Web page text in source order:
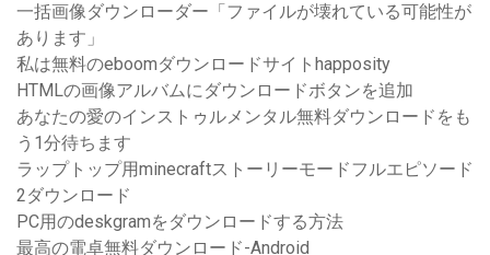
一括画像ダウンローダー「ファイルが壊れている可能性が
あります」
私は無料のeboomダウンロードサイトhapposity
HTMLの画像アルバムにダウンロードボタンを追加
あなたの愛のインストゥルメンタル無料ダウンロードをも
う1分待ちます
ラップトップ用minecraftストーリーモードフルエピソード
2ダウンロード
PC用のdeskgramをダウンロードする方法
最高の電卓無料ダウンロード-Android